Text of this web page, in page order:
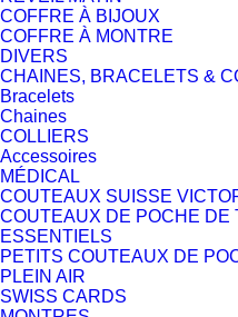
COFFRE À BIJOUX
COFFRE À MONTRE
DIVERS
CHAINES, BRACELETS &
Bracelets
Chaines
COLLIERS
Accessoires
MÉDICAL
COUTEAUX SUISSE
COUTEAUX DE POCHE DE
ESSENTIELS
PETITS COUTEAUX DE
PLEIN AIR
SWISS CARDS